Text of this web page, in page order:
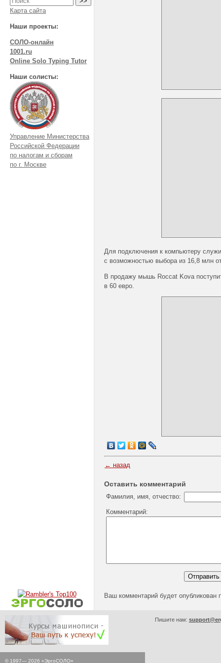
Карта сайта
Наши проекты:
СОЛО-онлайн
1001.ru
Online Solo Typing Tutor
Наши солисты:
Управление Министерства
Российской Федерации
по налогам и сборам
по г. Москве
Для подключения к компьютеру
с возможностью выбора из 16,8 млн
В продажу мышь Roccat Kova
в 60 евро.
← назад
Оставить комментарий
Фамилия, имя, отчество:
Комментарий:
Ваш комментарий будет опубликован
© 1997— 2026 «ЭргоСОЛО»
Пишите нам: